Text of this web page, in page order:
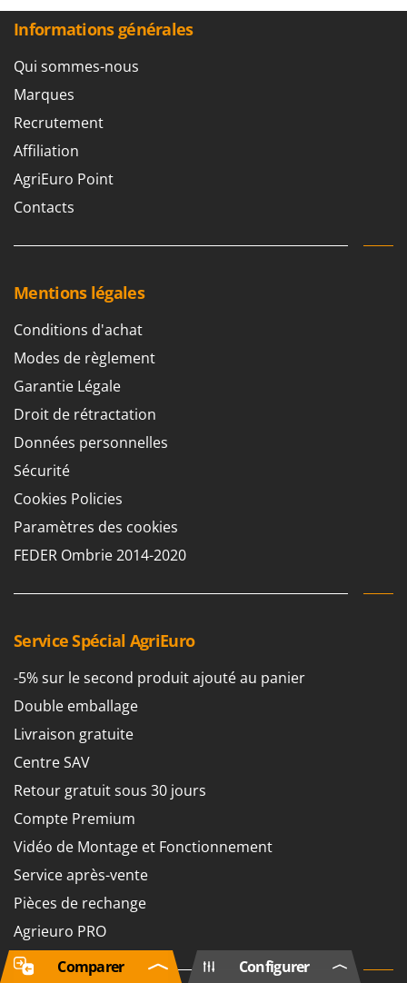
Informations générales
Qui sommes-nous
Marques
Recrutement
Affiliation
AgriEuro Point
Contacts
Mentions légales
Conditions d'achat
Modes de règlement
Garantie Légale
Droit de rétractation
Données personnelles
Sécurité
Cookies Policies
Paramètres des cookies
FEDER Ombrie 2014-2020
Service Spécial AgriEuro
-5% sur le second produit ajouté au panier
Double emballage
Livraison gratuite
Centre SAV
Retour gratuit sous 30 jours
Compte Premium
Vidéo de Montage et Fonctionnement
Service après-vente
Pièces de rechange
Agrieuro PRO
Configurer
Comparer